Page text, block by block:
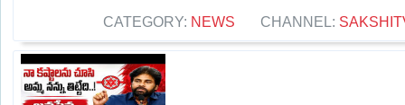
CATEGORY: NEWS CHANNEL: